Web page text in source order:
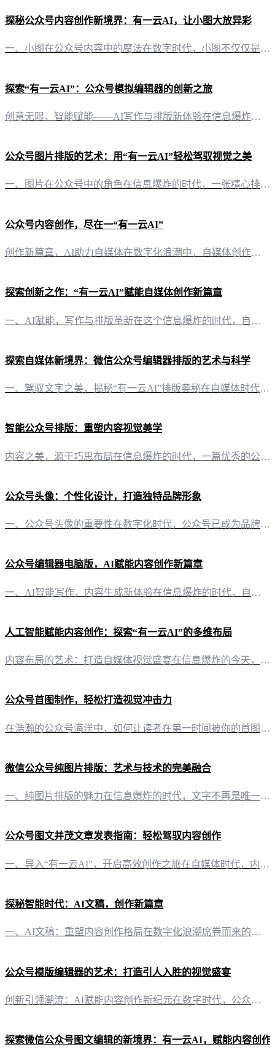
探秘公众号内容创作新境界：有一云AI，让小图大放异彩
一、小图在公众号内容中的魔法在数字时代，小图不仅仅是一行文字的点缀，它是传递情感、讲述故事、引导点击的魔法师。在公众号这个广阔的平台上，小图的作用更是不可小觑。 二、有一云AI：小图创作的得力助手 2.1 AI智能写作，小图创作更轻松“有一云AI”作为一款创新型AI智能写作+排版软件，其强大的AI写作功能，可以帮助自媒体创作者轻松创作出引人入胜的文字内容，为小图的搭配提供了丰富的素材。 2.2
探索“有一云AI”：公众号模拟编辑器的创新之旅
创意无限，智能赋能——AI写作与排版新体验在信息爆炸的今天，公众号已成为传播思想、展示才华的重要平台。然而，如何在这片红海中脱颖而出，打造一篇引人注目的文章，成为了自媒体创作者们共同面临的挑战。这时，“有一云AI”公众号模拟编辑器应运而生，以其独特的AI技术，为创作者们开辟了一条高效、便捷的创作之路。 革新排版，千款模板任你挑选在内容排版方面，“有一云AI”提供了丰富的模板资源，包括标题、内容、
公众号图片排版的艺术：用“有一云AI”轻松驾驭视觉之美
一、图片在公众号中的角色在信息爆炸的时代，一张精心排版的图片往往能瞬间抓住读者的眼球。公众号作为信息传递的重要渠道，图片的排版更是不可或缺的一环。它不仅能提升文章的整体美感，更能有效增强内容的吸引力。 二、传统排版的挑战传统的图片排版往往依赖于设计师的审美和技能，这不仅耗时耗力，而且成本高昂。对于自媒体创作者来说，这样的限制无疑增加了内容制作的难度。 三、有一云AI：图片排版的得力助手“有一云A
公众号内容创作，尽在一“有一云AI”
创作新篇章，AI助力自媒体在数字化浪潮中，自媒体创作者们面临着内容创作的高效与质量的双重挑战。而“有一云AI”，这款创新型AI智能写作+排版软件，正以它卓越的智能技术服务，为自媒体创作者们开辟了一条全新的创作之路。 AI赋能，排版之美“有一云AI”在内容排版方面，匠心独运。其提供的数千款装修皮肤，涵盖标题、内容、图文、分隔、引导等五大类，为自媒体创作者提供了丰富的视觉盛宴。无论是简约大方，还是时
探索创新之作：“有一云AI”赋能自媒体创作新篇章
一、AI赋能，写作与排版革新在这个信息爆炸的时代，自媒体创作者面临着日益激烈的内容竞争。如何高效产出高质量的文章，成为了每位创作者的心头大事。“有一云AI”，一款创新型AI智能写作+排版软件，应运而生，为自媒体创作者提供了前沿的AI技术服务，助力创作效率的飞跃。 二、排版之美，千款皮肤随心搭配在内容排版方面，“有一云AI”独具匠心，提供了包含标题、内容、图文、分隔、引导等五大类数千款装修皮肤。这
探索自媒体新境界：微信公众号编辑器排版的艺术与科学
一、驾驭文字之美，揭秘“有一云AI”排版奥秘在自媒体时代，文字的排版不仅仅是信息的展示，更是一门艺术。如何让一篇公众号文章既美观又易读，是每一位创作者都面临的挑战。今天，就让我们一同揭开“有一云AI”排版工具的神秘面纱，探索其如何助你驾驭文字之美。 二、五大类别，数千款皮肤，让你的公众号焕然一新“有一云AI”的排版功能，犹如一位细腻的艺术家，为你的内容打造独一无二的视觉体验。它提供的五大类别——
智能公众号排版：重塑内容视觉美学
内容之美，源于巧思布局在信息爆炸的时代，一篇优秀的公众号文章，不仅要有深度和温度，更要有引人入胜的排版。今天，我们将深入探讨如何利用“有一云AI”这一创新工具，实现公众号内容的智能排版，让每一篇文章都焕发出独特的魅力。 AI赋能，排版艺术新境界 1. 精美皮肤，风格各异“有一云AI”提供了数千款装修皮肤，涵盖标题、内容、图文、分隔、引导等五大类。这些精心设计的皮肤，既满足了多样化的视觉需求，又为
公众号头像：个性化设计，打造独特品牌形象
一、公众号头像的重要性在数字化时代，公众号已成为品牌展示、信息传播的重要平台。而公众号头像，作为品牌形象的第一印象，其重要性不言而喻。一个独具特色的公众号头像，不仅能吸引关注者的目光，还能在众多公众号中脱颖而出，成为品牌辨识度的象征。 二、如何设计一个吸引人的公众号头像 2.1 简洁大方简洁大方的公众号头像更容易让人记忆深刻。避免过于复杂的图形和色彩，以免造成视觉疲劳。例如，许多知名品牌的公众号
公众号编辑器电脑版，AI赋能内容创作新篇章
一、AI智能写作，内容生成新体验在信息爆炸的时代，自媒体创作者面临巨大的内容创作压力。而“有一云AI”这款创新型AI智能写作+排版软件，正是为了解决这一痛点而诞生。它运用前沿的AI技术服务，将大部分创作需求AI自动化，为公众号编辑器电脑版注入了无限活力。 二、排版皮肤丰富，个性化定制你的内容风格在内容排版方面，“有一云AI”提供了包含标题、内容、图文、分隔、引导五大类数千款装修皮肤。无论是追求简
人工智能赋能内容创作：探索“有一云AI”的多维布局
内容布局的艺术：打造自媒体视觉盛宴在信息爆炸的今天，内容创作成为了吸引眼球、传递价值的利器。而一个精心设计的页面，无疑能极大地提升内容的吸引力。今天，就让我们深入探讨如何利用“有一云AI”这款创新型AI智能写作+排版软件，轻松实现公众号页面的设计与布局。 AI智能写作：灵感迸发，笔耕不辍“有一云AI”以其智能化的写作功能，为自媒体创作者提供源源不断的灵感。它不仅支持多种自媒体平台，如公众号、头条
公众号首图制作，轻松打造视觉冲击力
在浩瀚的公众号海洋中，如何让读者在第一时间被你的首图吸引？首图，作为公众号的门面，承载着品牌形象和内容预览的双重使命。今天，就让我们一起来探索如何运用“有一云AI”这款创新型AI智能写作+排版软件，轻松打造出独具匠心的公众号首图。 二、标题与内容：创意与技术的完美融合 1. 标题的艺术一个好的标题，往往能瞬间抓住读者的眼球。在“有一云AI”中，你可以通过AI智能生成数千款创意标题，让你的公众号首图
微信公众号纯图片排版：艺术与技术的完美融合
一、纯图片排版的魅力在信息爆炸的时代，文字不再是唯一传达信息的媒介。微信公众号的纯图片排版，如同艺术的画布，以其独特的视觉冲击力，为内容注入了新的生命力。这种排版方式不仅能够提升文章的吸引力，还能让读者在短时间内捕捉到核心信息。 二、有一云AI：智能助力纯图片排版 1. 千款装修皮肤，打造个性化风格“有一云AI”在内容排版方面，提供了包含标题、内容、图文、分隔、引导五大类数千款装修皮肤。这些皮肤
公众号图文并茂文章发表指南：轻松驾驭内容创作
一、导入“有一云AI”，开启高效创作之旅在自媒体时代，内容创作已成为关键。而“有一云AI”作为一款创新型AI智能写作+排版软件，为自媒体创作者提供了前沿的AI技术服务。借助“有一云AI”，你将告别繁琐的排版，轻松驾驭图文并茂的文章创作。 二、内容排版，千款皮肤任你挑选在内容排版方面，“有一云AI”提供了包含标题、内容、图文、分隔、引导五大类数千款装修皮肤。无论是简约大气，还是华丽繁复，总有一款适
探秘智能时代：AI文稿，创作新篇章
一、AI文稿：重塑内容创作格局在数字化浪潮席卷而来的今天，文字作为信息传递的重要载体，其创作与排版方式正经历着一场颠覆性的变革。有一云AI，作为一款创新型AI智能写作+排版软件，正引领着这场变革的潮流。 二、AI文稿的排版艺术想象一下，您是否曾为排版一篇图文并茂的文章而烦恼？有一云AI在内容排版方面，提供了包含标题、内容、图文、分隔、引导等五大类数千款装修皮肤，让您轻松驾驭排版艺术，实现个性化的
公众号模版编辑器的艺术：打造引人入胜的视觉盛宴
创新引领潮流：AI赋能内容创作新纪元在数字时代，公众号已成为信息传播的重要平台。而“有一云AI”作为一款创新型AI智能写作+排版软件，正引领着内容创作的全新潮流。它不仅极大地简化了创作流程，更以智能技术为公众号内容注入了新的生命力。 内容排版：千款模板，匠心独运在内容排版方面，“有一云AI”提供了涵盖标题、内容、图文、分隔、引导等五大类数千款装修皮肤。这些精心设计的模板，犹如一位位艺术大师，为您
探索微信公众号图文编辑的新境界：有一云AI，赋能内容创作